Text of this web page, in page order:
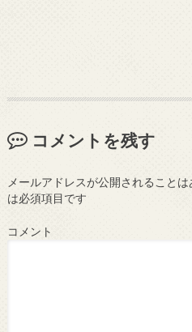
コメントを残す
メールアドレスが公開されることは
は必須項目です
コメント